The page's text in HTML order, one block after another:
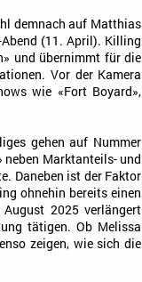
demnach auf Matthias
(11. April). Killing
und übernimmt für die
Vor der Kamera
wie «Fort Boyard»,
gehen auf Nummer
neben Marktanteils- und
Daneben ist der Faktor
ohnehin bereits einen
2025 verlängert
tätigen. Ob Melissa
zeigen, wie sich die